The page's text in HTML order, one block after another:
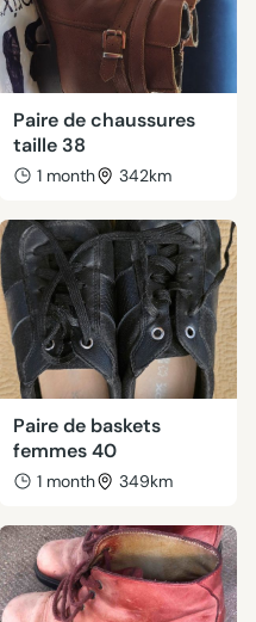
Paire de chaussures
taille 38
1 month 342km
Paire de baskets
femmes 40
1 month 349km